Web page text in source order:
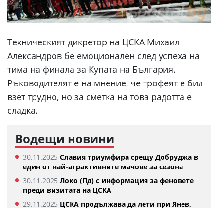
Техническият дикретор на ЦСКА Михаил
Александров бе емоционален след успеха на
тима на финала за Купата на България.
Ръководителят е на мнение, че трофеят е бил
взет трудно, но за сметка на това радотта е
сладка.
Водещи новини
30.11.2025 Славия триумфира срещу Добруджа в
един от най-атрактивните мачове за сезона
30.11.2025 Локо (Пд) с информация за феновете
преди визитата на ЦСКА
29.11.2025 ЦСКА продължава да лети при Янев,